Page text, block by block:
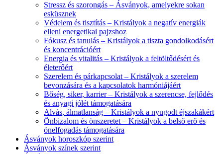
Stressz és szorongás – Ásványok, amelyekre sokan
esküsznek
Védelem és tisztítás – Kristályok a negatív energiák
elleni energetikai pajzshoz
Fókusz és tanulás – Kristályok a tiszta gondolkodásért
és koncentrációért
Energia és vitalitás – Kristályok a feltöltődésért és
életerőért
Szerelem és párkapcsolat – Kristályok a szerelem
bevonzására és a kapcsolatok harmóniájáért
Bőség, siker, karrier – Kristályok a szerencse, fejlődés
és anyagi jólét támogatására
Alvás, álmatlanság – Kristályok a nyugodt éjszakákért
Önbizalom és önszeretet – Kristályok a belső erő és
önelfogadás támogatására
Ásványok horoszkóp szerint
Ásványok színek szerint